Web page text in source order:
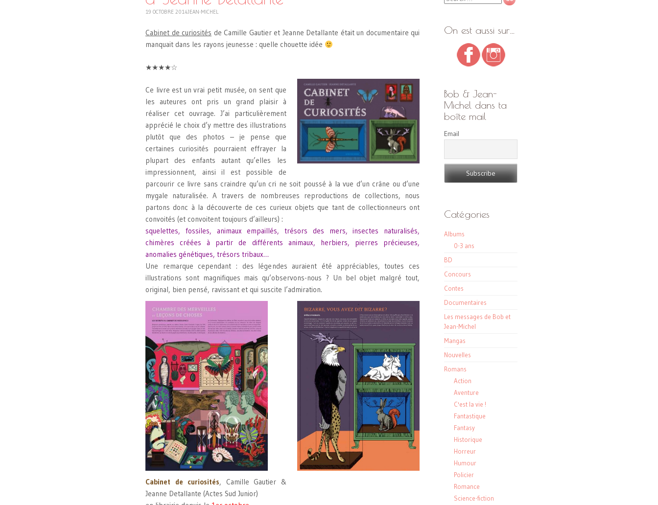
19 OCTOBRE 2014JEAN-MICHEL
Cabinet de curiosités de Camille Gautier et Jeanne Detallante était un documentaire qui
manquait dans les rayons jeunesse : quelle chouette idée
★★★★☆
Ce livre est un vrai petit musée, on sent que
les auteures ont pris un grand plaisir à
réaliser cet ouvrage. J’ai particulièrement
apprécié le choix d’y mettre des illustrations
plutôt que des photos – je pense que
certaines curiosités pourraient effrayer la
plupart des enfants autant qu’elles les
impressionnent, ainsi il est possible de
parcourir ce livre sans craindre qu’un cri ne soit poussé à la vue d’un crâne ou d’une
mygale naturalisée. A travers de nombreuses reproductions de collections, nous
partons donc à la découverte de ces curieux objets que tant de collectionneurs ont
convoités (et convoitent toujours d’ailleurs) :
squelettes, fossiles, animaux empaillés, trésors des mers, insectes naturalisés,
chimères créées à partir de différents animaux, herbiers, pierres précieuses,
anomalies génétiques, trésors tribaux…
Une remarque cependant : des légendes auraient été appréciables, toutes ces
illustrations sont magnifiques mais qu’observons-nous ? Un bel objet malgré tout,
original, bien pensé, ravissant et qui suscite l’admiration.
Cabinet de curiosités, Camille Gautier &
Jeanne Detallante (Actes Sud Junior)
On est aussi sur…
Bob & Jean-
Michel dans ta
boîte mail
Email
Catégories
Albums
0-3 ans
BD
Concours
Contes
Documentaires
Les messages de Bob et
Jean-Michel
Mangas
Nouvelles
Romans
Action
Aventure
C'est la vie !
Fantastique
Fantasy
Historique
Horreur
Humour
Policier
Romance
Science-fiction